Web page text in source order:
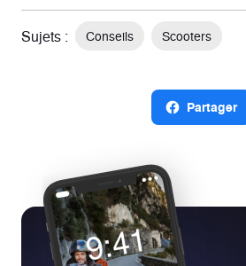
Sujets : Conseils Scooters
Partager